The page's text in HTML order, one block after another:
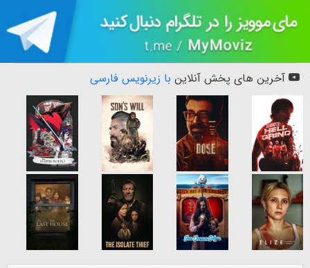
آخرین های پخش آنلاین با زیرنویس فارسی